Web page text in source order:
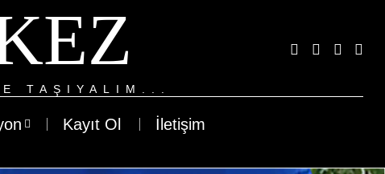
TAŞIYALIM...
Kayıt Ol İletişim